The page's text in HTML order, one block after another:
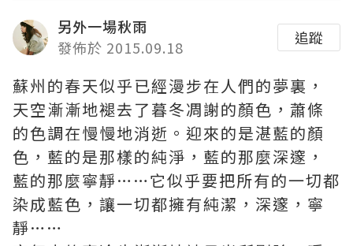
另外一場秋雨
發佈於 2015.09.18
追蹤
蘇州的春天似乎已經漫步在人們的夢裏，
天空漸漸地褪去了暮冬凋謝的顏色，蕭條
的色調在慢慢地消逝。迎來的是湛藍的顏
色，藍的是那樣的純淨，藍的那麼深邃，
藍的那麼寧靜……它似乎要把所有的一切都
染成藍色，讓一切都擁有純潔，深邃，寧
靜……